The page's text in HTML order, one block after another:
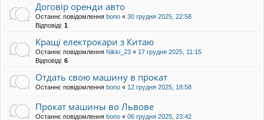
Договір оренди авто
Останнє повідомлення bono « 30 грудня 2025, 22:58
Відповіді: 1
Кращі електрокари з Китаю
Останнє повідомлення Nikki_23 « 17 грудня 2025, 11:15
Відповіді: 6
Отдать свою машину в прокат
Останнє повідомлення bono « 12 грудня 2025, 18:58
Прокат машины во Львове
Останнє повідомлення bono « 06 грудня 2025, 23:42